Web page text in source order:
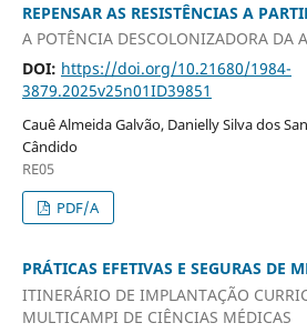
REPENSAR AS RESISTÊNCIAS A
A POTÊNCIA DESCOLONIZADORA DA
DOI: https://doi.org/10.21680/1984-
3879.2025v25n01ID39851
Cauê Almeida Galvão, Danielly Silva dos
Cândido
RE05
PDF/A
PRÁTICAS EFETIVAS E SEGURAS DE
ITINERÁRIO DE IMPLANTAÇÃO
MULTICAMPI DE CIÊNCIAS MÉDICAS